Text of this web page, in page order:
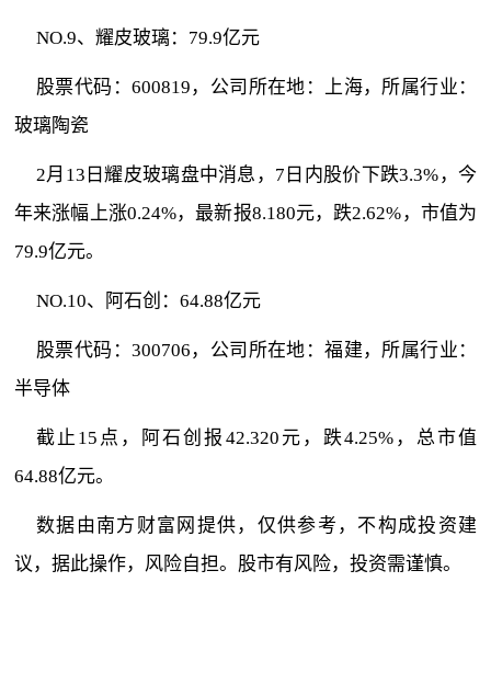
NO.9、耀皮玻璃：79.9亿元
股票代码：600819，公司所在地：上海，所属行业：
玻璃陶瓷
2月13日耀皮玻璃盘中消息，7日内股价下跌3.3%，今
年来涨幅上涨0.24%，最新报8.180元，跌2.62%，市值为
79.9亿元。
NO.10、阿石创：64.88亿元
股票代码：300706，公司所在地：福建，所属行业：
半导体
截止15点，阿石创报42.320元，跌4.25%，总市值
64.88亿元。
数据由南方财富网提供，仅供参考，不构成投资建
议，据此操作，风险自担。股市有风险，投资需谨慎。